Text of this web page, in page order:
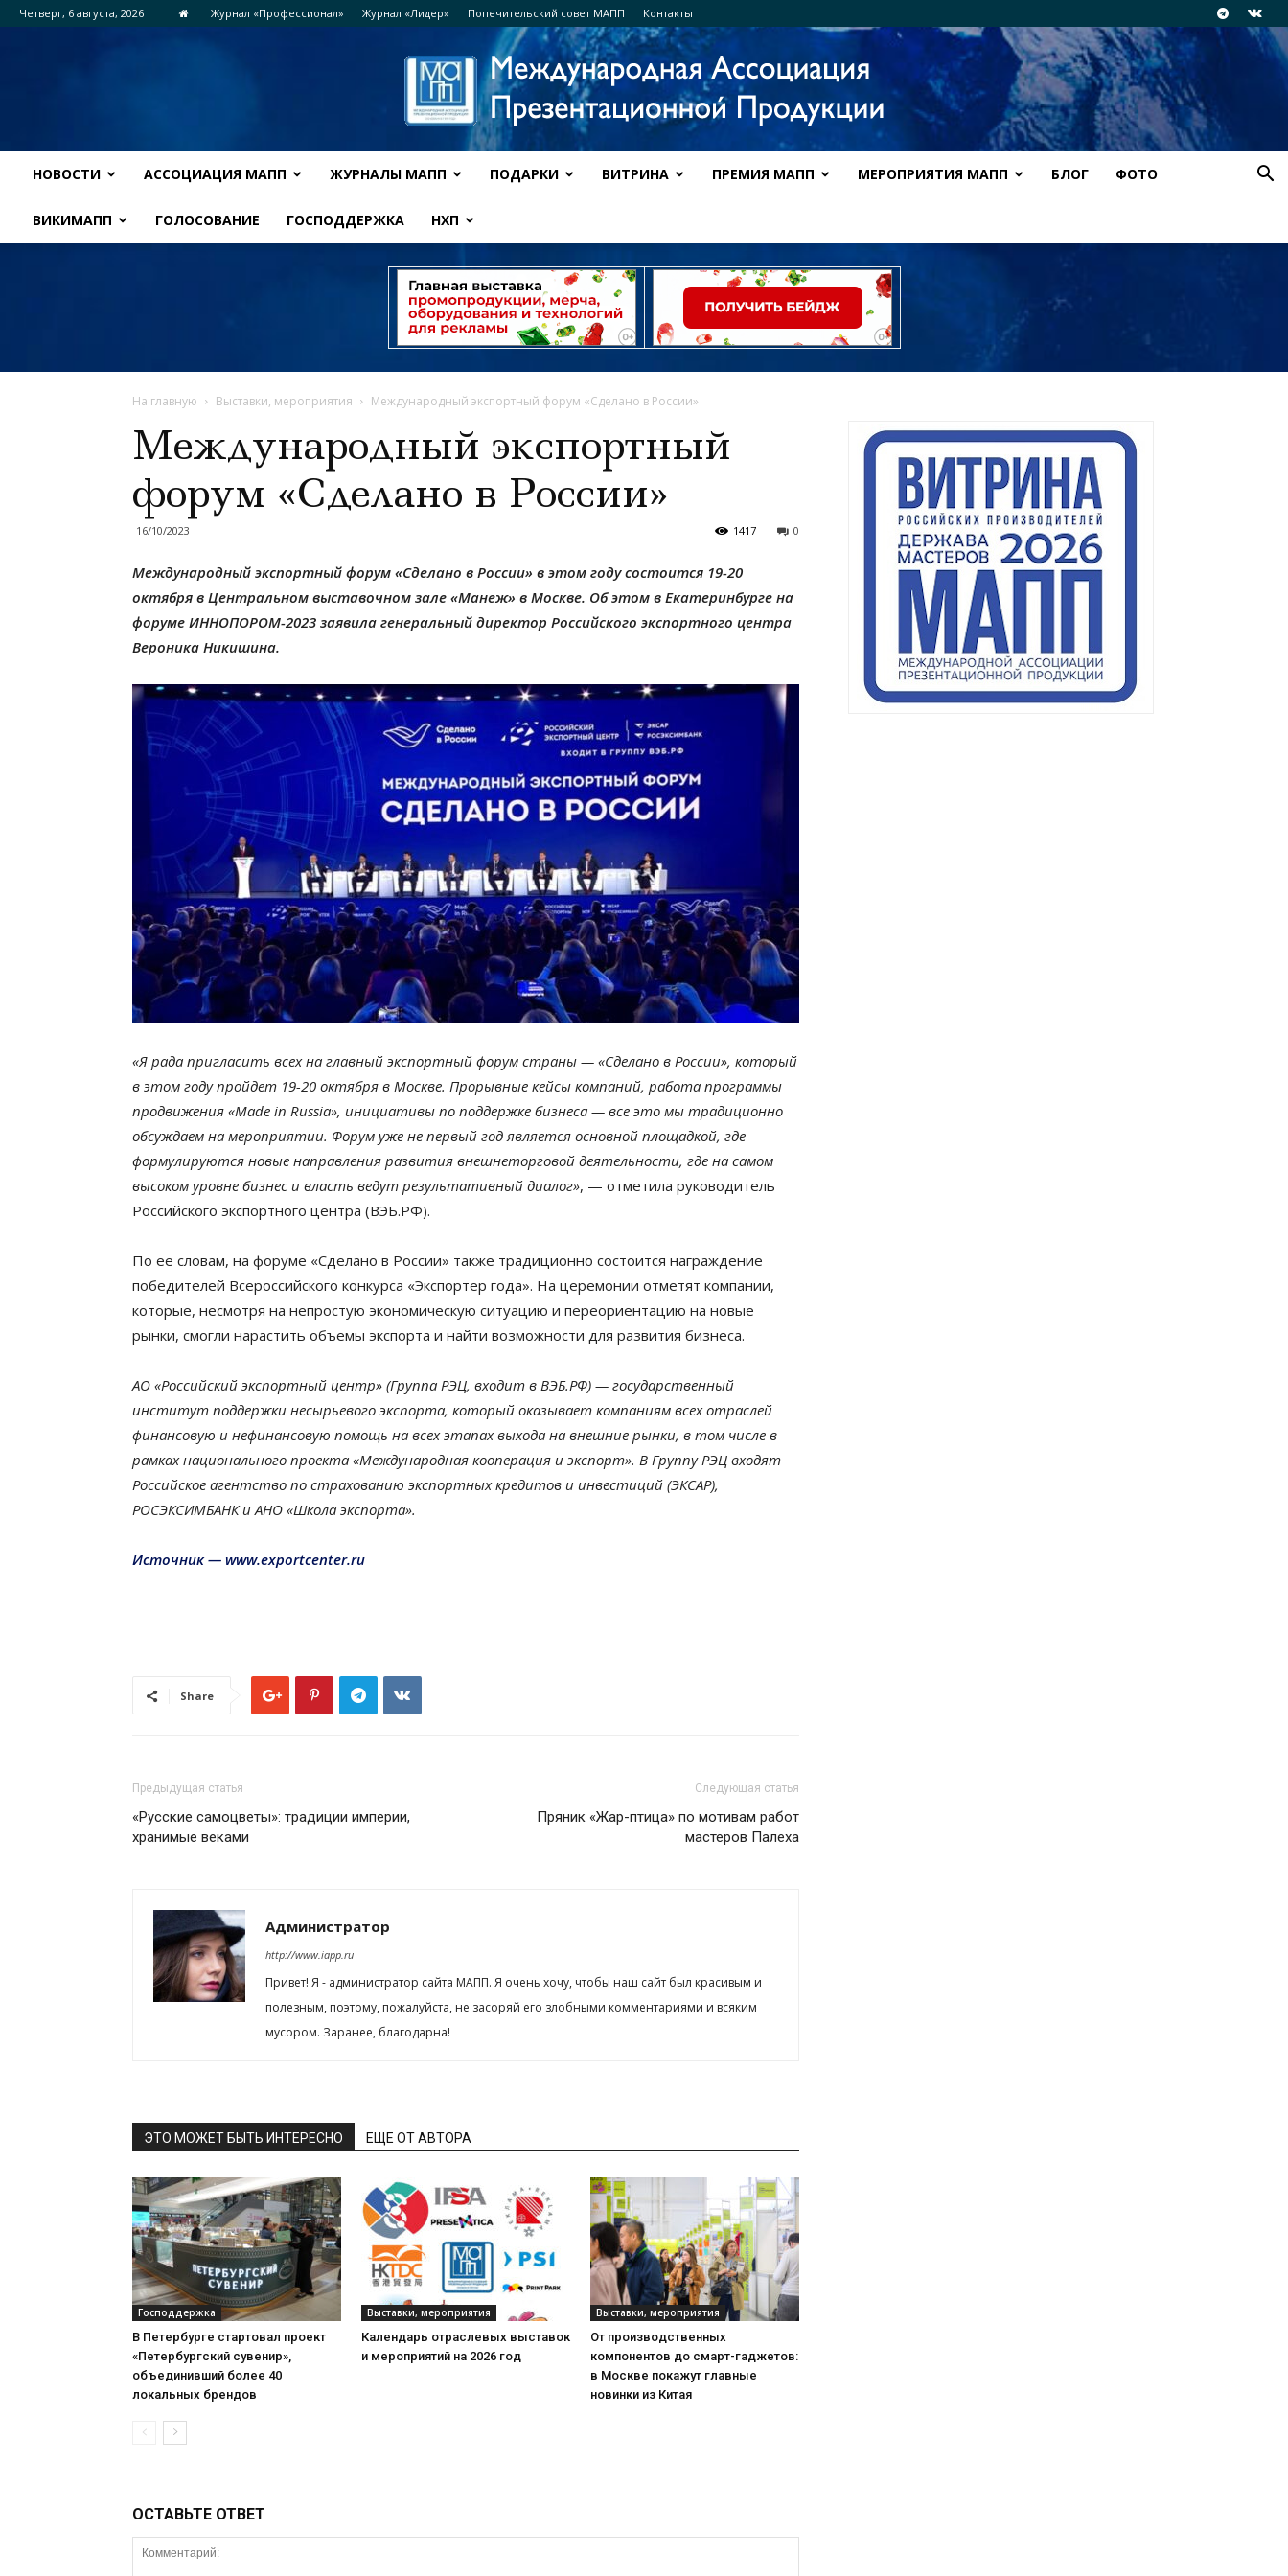
Четверг, 6 августа, 2026 Журнал «Профессионал» Журнал «Лидер» Попечительский совет МАПП Контакты
НОВОСТИ АССОЦИАЦИЯ МАПП ЖУРНАЛЫ МАПП ПОДАРКИ ВИТРИНА ПРЕМИЯ МАПП МЕРОПРИЯТИЯ МАПП БЛОГ ФОТО
ВИКИМАПП ГОЛОСОВАНИЕ ГОСПОДДЕРЖКА НХП
На главную Выставки, мероприятия Международный экспортный форум «Сделано в России»
Международный экспортный
форум «Сделано в России»
16/10/2023 0
1417
Международный экспортный форум «Сделано в России» в этом году состоится 19-20
октября в Центральном выставочном зале «Манеж» в Москве. Об этом в Екатеринбурге на
форуме ИННОПОРОМ-2023 заявила генеральный директор Российского экспортного центра
Вероника Никишина.
«Я рада пригласить всех на главный экспортный форум страны — «Сделано в России», который
в этом году пройдет 19-20 октября в Москве. Прорывные кейсы компаний, работа программы
продвижения «Made in Russia», инициативы по поддержке бизнеса — все это мы традиционно
обсуждаем на мероприятии. Форум уже не первый год является основной площадкой, где
формулируются новые направления развития внешнеторговой деятельности, где на самом
высоком уровне бизнес и власть ведут результативный диалог», — отметила руководитель
Российского экспортного центра (ВЭБ.РФ).
По ее словам, на форуме «Сделано в России» также традиционно состоится награждение
победителей Всероссийского конкурса «Экспортер года». На церемонии отметят компании,
которые, несмотря на непростую экономическую ситуацию и переориентацию на новые
рынки, смогли нарастить объемы экспорта и найти возможности для развития бизнеса.
АО «Российский экспортный центр» (Группа РЭЦ, входит в ВЭБ.РФ) — государственный
институт поддержки несырьевого экспорта, который оказывает компаниям всех отраслей
финансовую и нефинансовую помощь на всех этапах выхода на внешние рынки, в том числе в
рамках национального проекта «Международная кооперация и экспорт». В Группу РЭЦ входят
Российское агентство по страхованию экспортных кредитов и инвестиций (ЭКСАР),
РОСЭКСИМБАНК и АНО «Школа экспорта».
Источник — www.exportcenter.ru
Share
Предыдущая статья
«Русские самоцветы»: традиции империи,
хранимые веками
Следующая статья
Пряник «Жар-птица» по мотивам работ
мастеров Палеха
Администратор
http://www.iapp.ru
Привет! Я - администратор сайта МАПП. Я очень хочу, чтобы наш сайт был красивым и
полезным, поэтому, пожалуйста, не засоряй его злобными комментариями и всяким
мусором. Заранее, благодарна!
ЭТО МОЖЕТ БЫТЬ ИНТЕРЕСНО ЕЩЕ ОТ АВТОРА
Господдержка
В Петербурге стартовал проект
«Петербургский сувенир»,
объединивший более 40
локальных брендов
Выставки, мероприятия
Календарь отраслевых выставок
и мероприятий на 2026 год
Выставки, мероприятия
От производственных
компонентов до смарт-гаджетов:
в Москве покажут главные
новинки из Китая
ОСТАВЬТЕ ОТВЕТ